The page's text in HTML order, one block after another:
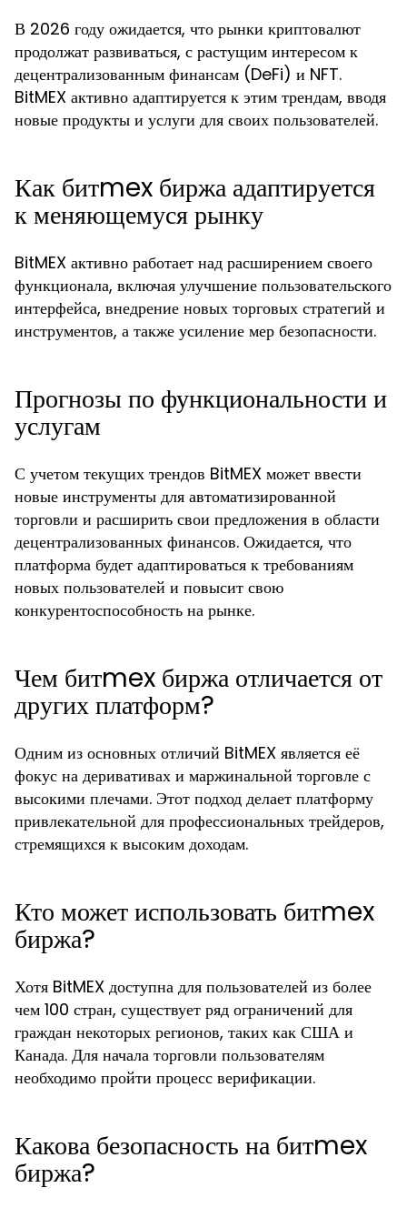
В 2026 году ожидается, что рынки криптовалют
продолжат развиваться, с растущим интересом к
децентрализованным финансам (DeFi) и NFT.
BitMEX активно адаптируется к этим трендам, вводя
новые продукты и услуги для своих пользователей.
Как битmex биржа адаптируется
к меняющемуся рынку
BitMEX активно работает над расширением своего
функционала, включая улучшение пользовательского
интерфейса, внедрение новых торговых стратегий и
инструментов, а также усиление мер безопасности.
Прогнозы по функциональности и
услугам
С учетом текущих трендов BitMEX может ввести
новые инструменты для автоматизированной
торговли и расширить свои предложения в области
децентрализованных финансов. Ожидается, что
платформа будет адаптироваться к требованиям
новых пользователей и повысит свою
конкурентоспособность на рынке.
Чем битmex биржа отличается от
других платформ?
Одним из основных отличий BitMEX является её
фокус на деривативах и маржинальной торговле с
высокими плечами. Этот подход делает платформу
привлекательной для профессиональных трейдеров,
стремящихся к высоким доходам.
Кто может использовать битmex
биржа?
Хотя BitMEX доступна для пользователей из более
чем 100 стран, существует ряд ограничений для
граждан некоторых регионов, таких как США и
Канада. Для начала торговли пользователям
необходимо пройти процесс верификации.
Какова безопасность на битmex
биржа?